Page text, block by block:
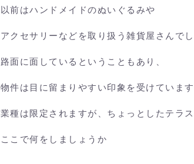
以前はハンドメイドのぬいぐるみや
アクセサリーなどを取り扱う雑貨屋さんでし
路面に面しているということもあり、
物件は目に留まりやすい印象を受けています
業種は限定されますが、ちょっとしたテラ
ここで何をしましょうか